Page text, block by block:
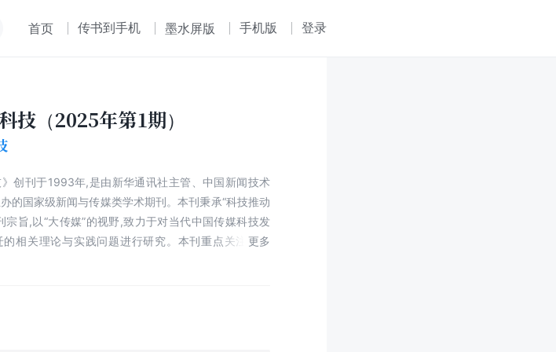
首页 传书到手机 墨水屏版 手机版 登录
技（2025年第1期）
》创刊于1993年,是由新华通讯社主管、中国新闻技术
的国家级新闻与传媒类学术期刊。本刊秉承“科技推动
宗旨,以“大传媒”的视野,致力于对当代中国传媒科技发
的相关理论与实践问题进行研究。本刊重点关注互联